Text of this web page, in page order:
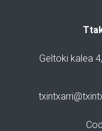
Geltoki kalea